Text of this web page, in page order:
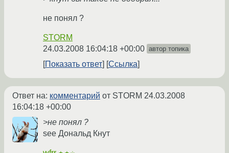
не понял ?
STORM
24.03.2008 16:04:18 +00:00 автор топика
Показать ответ Ссылка
Ответ на: комментарий от STORM 24.03.2008
16:04:18 +00:00
>не понял ?
see Дональд Кнут